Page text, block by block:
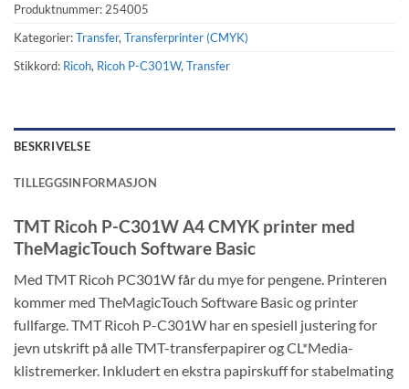
Produktnummer: 254005
Kategorier:Transfer, Transferprinter (CMYK)
Stikkord: Ricoh, Ricoh P-C301W, Transfer
BESKRIVELSE
TILLEGGSINFORMASJON
TMT Ricoh P-C301W A4 CMYK printer med
TheMagicTouch Software Basic
Med TMT Ricoh PC301W får du mye for pengene. Printeren
kommer med TheMagicTouch Software Basic og printer
fullfarge. TMT Ricoh P-C301W har en spesiell justering for
jevn utskrift på alle TMT-transferpapirer og CL*Media-
klistremerker. Inkludert en ekstra papirskuff for stabelmating